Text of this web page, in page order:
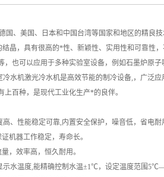
国、美国、日本和中国台湾等国家和地区的精良
晶，具有很高的*性、新颖性、实用性和可靠性
也可以应用于多种实验室设备，例如石墨炉原
冷水机激光冷水机是高效节能的制冷设备,，广泛
百种，是现代工业化生产*的良伴。
、性能稳定可靠,内置安全保护，噪音低，省电耐
机器工作稳定，寿命长。
，效率高，恒久耐用。
示水温度,能精确控制水温±1℃，设定温度范围